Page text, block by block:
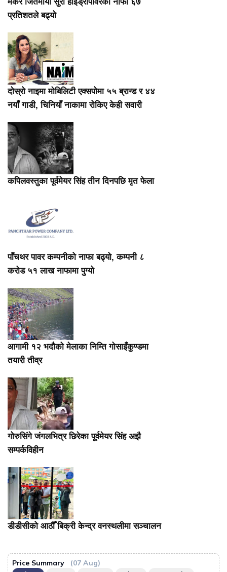
प्रतिशतले बढ्यो
दोस्रो नाइमा मोबिलिटी एक्सपोमा ५५ ब्रान्ड र ४४
नयाँ गाडी, चिनियाँ नाकामा रोकिए केही सवारी
कपिलवस्तुका पूर्वमेयर सिंह तीन दिनपछि मृत फेला
पाँचथर पावर कम्पनीको नाफा बढ्यो, कम्पनी ८
करोड ५१ लाख नाफामा पुग्यो
आगामी १२ भदौको मेलाका निम्ति गोसाइँकुण्डमा
तयारी तीव्र
गोरुसिंगे जंगलभित्र छिरेका पूर्वमेयर सिंह अझै
सम्पर्कविहीन
डीडीसीको आठौँ बिक्री केन्द्र वनस्थलीमा सञ्चालन